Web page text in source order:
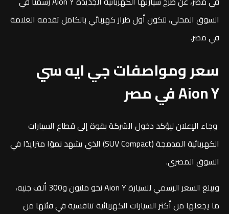
السوق المحلي، لتكون أول طراز كهربائي بالكامل تقدمه العلامة
في مصر.
سعر ومواصفات جي ايه سي
Aion Y في مصر
وجاء الإعلان ليؤكد دخول الشركة بقوة إلى قطاع السيارات
الكهربائية المدمجة (SUV Compact) الذي يشهد نموًا متزايدًا في
السوق المصري.
ويبلغ السعر الرسمي للسيارة Aion Y نحو مليون و300 ألف جنيه،
ما يجعلها من أكثر السيارات الكهربائية تنافسية في فئتها من